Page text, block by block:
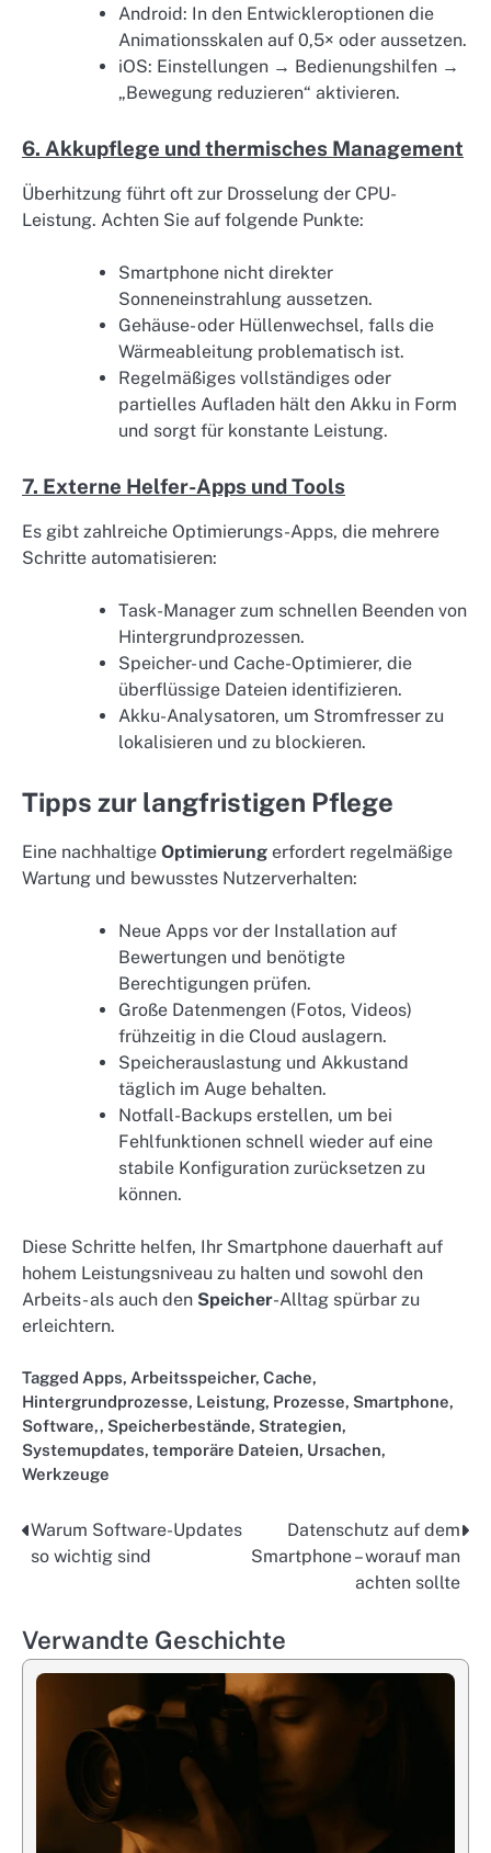
Android: In den Entwickleroptionen die
Animationsskalen auf 0,5× oder aussetzen.
iOS: Einstellungen → Bedienungshilfen →
„Bewegung reduzieren“ aktivieren.
6. Akkupflege und thermisches Management
Überhitzung führt oft zur Drosselung der CPU-
Leistung. Achten Sie auf folgende Punkte:
Smartphone nicht direkter
Sonneneinstrahlung aussetzen.
Gehäuse- oder Hüllenwechsel, falls die
Wärmeableitung problematisch ist.
Regelmäßiges vollständiges oder
partielles Aufladen hält den Akku in Form
und sorgt für konstante Leistung.
7. Externe Helfer-Apps und Tools
Es gibt zahlreiche Optimierungs-Apps, die mehrere
Schritte automatisieren:
Task-Manager zum schnellen Beenden von
Hintergrundprozessen.
Speicher- und Cache-Optimierer, die
überflüssige Dateien identifizieren.
Akku-Analysatoren, um Stromfresser zu
lokalisieren und zu blockieren.
Tipps zur langfristigen Pflege
Eine nachhaltige Optimierung erfordert regelmäßige
Wartung und bewusstes Nutzerverhalten:
Neue Apps vor der Installation auf
Bewertungen und benötigte
Berechtigungen prüfen.
Große Datenmengen (Fotos, Videos)
frühzeitig in die Cloud auslagern.
Speicherauslastung und Akkustand
täglich im Auge behalten.
Notfall-Backups erstellen, um bei
Fehlfunktionen schnell wieder auf eine
stabile Konfiguration zurücksetzen zu
können.
Diese Schritte helfen, Ihr Smartphone dauerhaft auf
hohem Leistungsniveau zu halten und sowohl den
Arbeits- als auch den Speicher-Alltag spürbar zu
erleichtern.
Tagged Apps, Arbeitsspeicher, Cache,
Hintergrundprozesse, Leistung, Prozesse, Smartphone,
Software,, Speicherbestände, Strategien,
Systemupdates, temporäre Dateien, Ursachen,
Werkzeuge
Post
navigation
Warum Software-Updates
so wichtig sind
Datenschutz auf dem
Smartphone – worauf man
achten sollte
Verwandte Geschichte